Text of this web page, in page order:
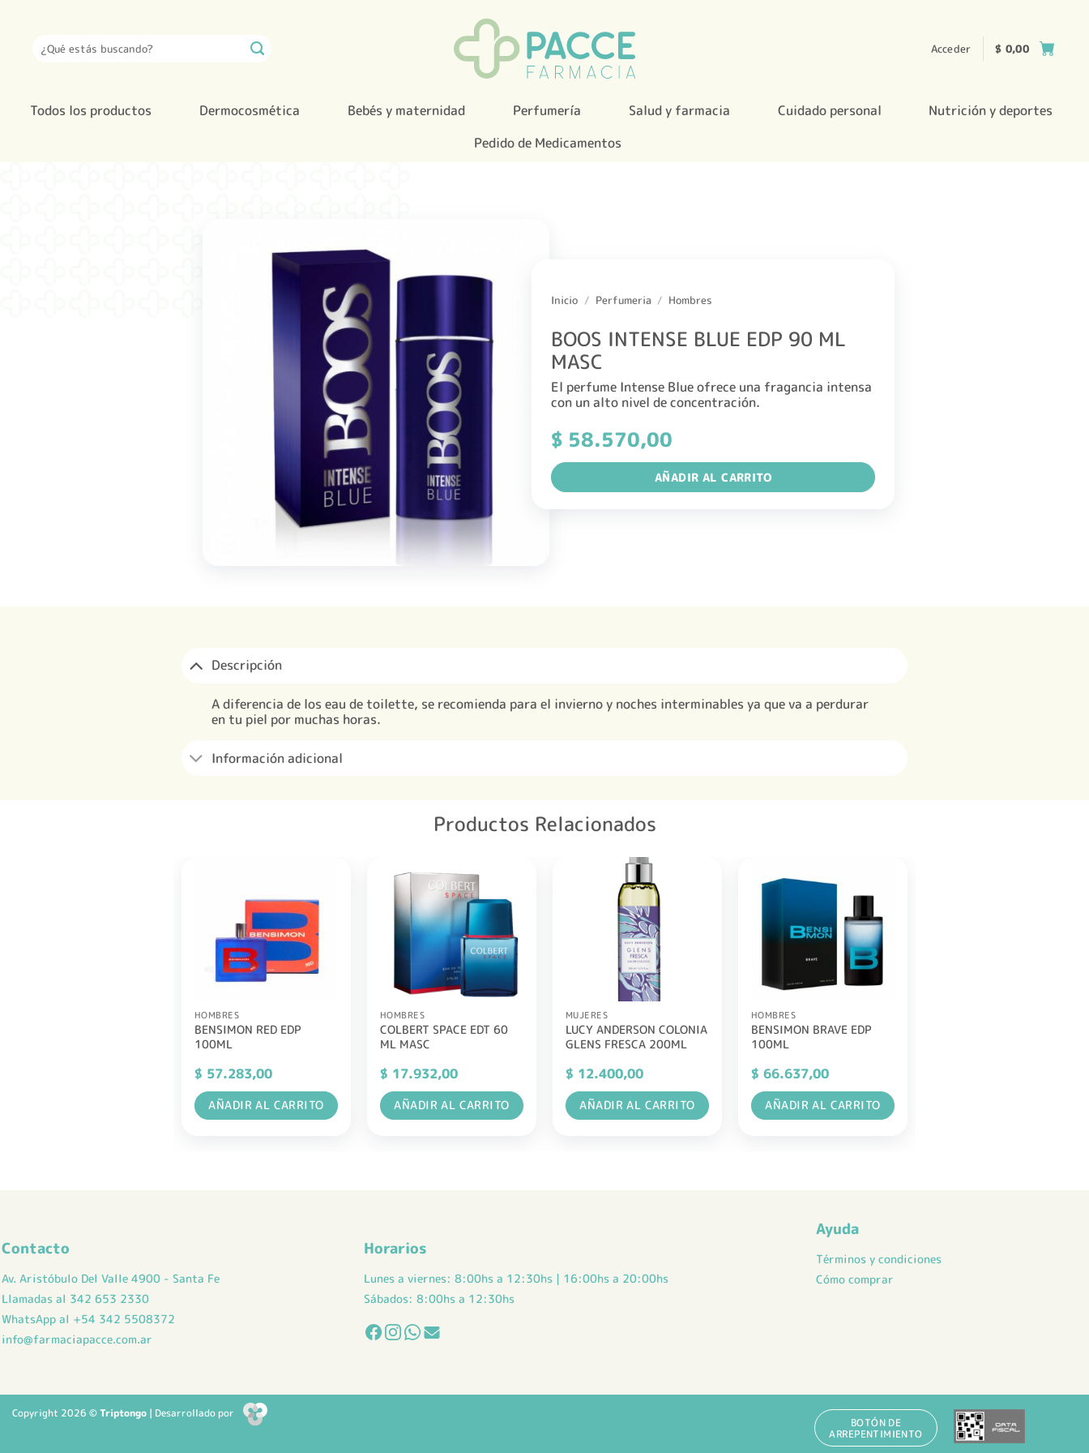
contenido
Buscar
por:
Acceder $ 0,00
Todos los productos Dermocosmética Bebés y maternidad Perfumería Salud y farmacia Cuidado personal
Nutrición y deportes
Pedido de Medicamentos
Inicio / Perfumeria / Hombres
BOOS INTENSE BLUE EDP 90 ML
MASC
El perfume Intense Blue ofrece una fragancia intensa
con un alto nivel de concentración.
$ 58.570,00
AÑADIR AL CARRITO
Descripción
A diferencia de los eau de toilette, se recomienda para el invierno y noches interminables ya que va a perdurar
en tu piel por muchas horas.
Información adicional
Productos Relacionados
HOMBRES
BENSIMON RED EDP
100ML
$ 57.283,00
AÑADIR AL CARRITO
HOMBRES
COLBERT SPACE EDT 60
ML MASC
$ 17.932,00
AÑADIR AL CARRITO
MUJERES
LUCY ANDERSON COLONIA
GLENS FRESCA 200ML
$ 12.400,00
AÑADIR AL CARRITO
HOMBRES
BENSIMON BRAVE EDP
100ML
$ 66.637,00
AÑADIR AL CARRITO
Contacto
Av. Aristóbulo Del Valle 4900 - Santa Fe
Llamadas al 342 653 2330
WhatsApp al +54 342 5508372
info@farmaciapacce.com.ar
Horarios
Lunes a viernes: 8:00hs a 12:30hs | 16:00hs a 20:00hs
Sábados: 8:00hs a 12:30hs
Ayuda
Términos y condiciones
Cómo comprar
BOTÓN DE
ARREPENTIMIENTO
Copyright 2026 ©Triptongo | Desarrollado por